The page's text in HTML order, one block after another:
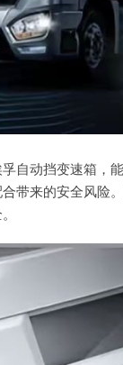
自动挡变速箱，
带来的安全风险